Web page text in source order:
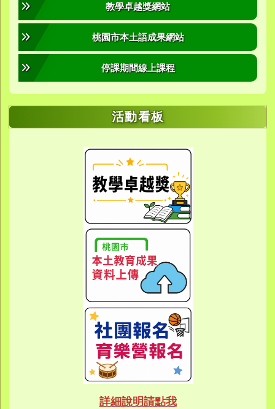
教學卓越獎網站
桃園市本土語成果網站
停課期間線上課程
活動看板
link to https://
link to https://
link to https://
link to https://sites.google.com/
link to https://sites.google.com/
link to https://
link to https://
link to https://
link to https://
link to https://
link to https://10000.gov.tw/
link to https://
link to https://
link to https://
link to https://
link to https://
link to https://
link to https://
link to https://
link to https://
link to https://
link to https://
link to https://
link to https://
link to https://
link to https://
link to https://
link to https://
link to https://
link to https://
link to https://
link to https://
link to https://
link to https://
link to https://
link to https://
link to https://
link to https://
link to https://
link to https://
link to https://
link to https://
link to https://
link to https://
link to https://
link to https://
link to https://
link to https://
link to https://
link to https://
link to https://
link to https://
link to https://
link to https://
link to https://
link to https://
link to https://
link to https://
link to https://
link to https://
link to https://
link to https://
link to https://
link to https://
link to https://
link to https://
link to https://
link to https://
link to https://
link to https://
link to https://
ink to https://forms.gle/
詳細說明請點我